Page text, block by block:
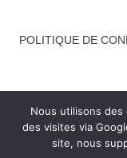
POLITIQUE DE
recevez nos
Nous utilisons
des visites via
site, nous